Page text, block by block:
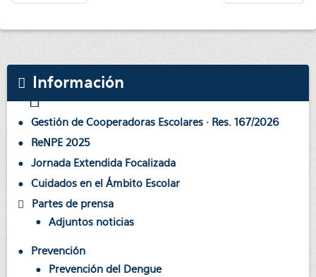
Información
Gestión de Cooperadoras Escolares · Res. 167/2026
ReNPE 2025
Jornada Extendida Focalizada
Cuidados en el Ámbito Escolar
Partes de prensa
Adjuntos noticias
Prevención
Prevención del Dengue